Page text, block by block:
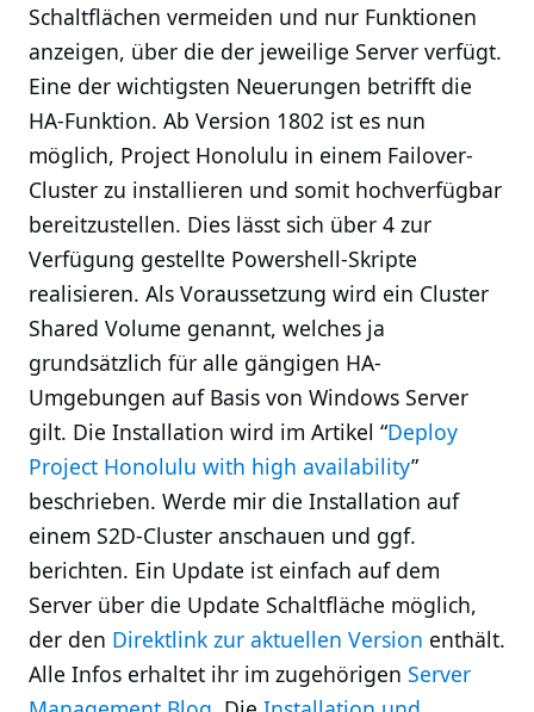
Schaltflächen vermeiden und nur Funktionen
anzeigen, über die der jeweilige Server verfügt.
Eine der wichtigsten Neuerungen betrifft die
HA-Funktion. Ab Version 1802 ist es nun
möglich, Project Honolulu in einem Failover-
Cluster zu installieren und somit hochverfügbar
bereitzustellen. Dies lässt sich über 4 zur
Verfügung gestellte Powershell-Skripte
realisieren. Als Voraussetzung wird ein Cluster
Shared Volume genannt, welches ja
grundsätzlich für alle gängigen HA-
Umgebungen auf Basis von Windows Server
gilt. Die Installation wird im Artikel “Deploy
Project Honolulu with high availability”
beschrieben. Werde mir die Installation auf
einem S2D-Cluster anschauen und ggf.
berichten. Ein Update ist einfach auf dem
Server über die Update Schaltfläche möglich,
der den Direktlink zur aktuellen Version enthält.
Alle Infos erhaltet ihr im zugehörigen Server